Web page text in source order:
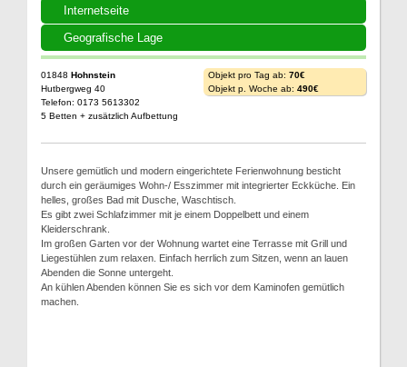
Internetseite
Geografische Lage
01848 Hohnstein
Hutbergweg 40
Telefon: 0173 5613302
5 Betten + zusätzlich Aufbettung
Objekt pro Tag ab: 70€
Objekt p. Woche ab: 490€
Unsere gemütlich und modern eingerichtete Ferienwohnung besticht
durch ein geräumiges Wohn-/ Esszimmer mit integrierter Eckküche. Ein
helles, großes Bad mit Dusche, Waschtisch.
Es gibt zwei Schlafzimmer mit je einem Doppelbett und einem
Kleiderschrank.
Im großen Garten vor der Wohnung wartet eine Terrasse mit Grill und
Liegestühlen zum relaxen. Einfach herrlich zum Sitzen, wenn an lauen
Abenden die Sonne untergeht.
An kühlen Abenden können Sie es sich vor dem Kaminofen gemütlich
machen.